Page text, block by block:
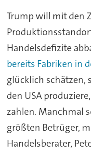
Trump will mit den
Handelsdefizite
bereits Fabriken in
glücklich schätzen,
den USA
zahlen. Manchmal
größten Betrüger,
Handelsberater,